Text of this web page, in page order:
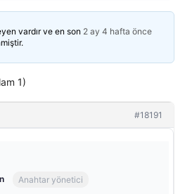
vardır ve en son 2 ay 4 hafta önce
1)
#18191
Anahtar yönetici